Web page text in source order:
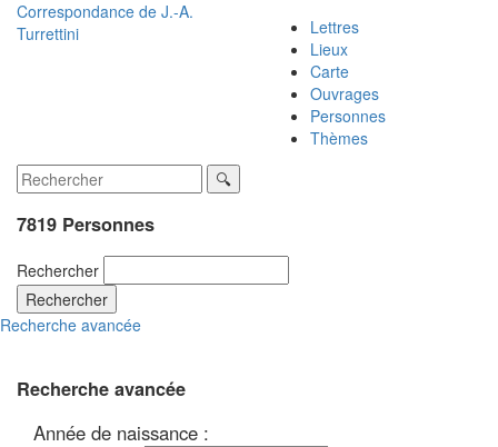
Correspondance de J.-A.
Turrettini
Lettres
Lieux
Carte
Ouvrages
Personnes
Thèmes
7819 Personnes
Rechercher
Rechercher
Recherche avancée
Recherche avancée
Année de naissance :